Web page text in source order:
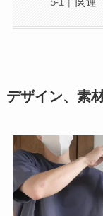
デザイン、素